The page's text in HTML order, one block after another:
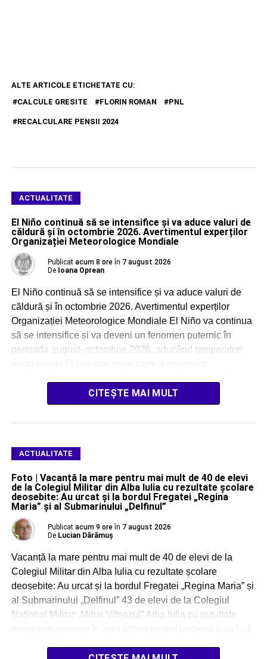
ALTE ARTICOLE ETICHETATE CU:
CALCULE GRESITE
FLORIN ROMAN PNL
RECALCULARE PENSII 2024
ACTUALITATE
El Niño continuă să se intensifice și va aduce valuri de
căldură și în octombrie 2026. Avertimentul experților
Organizației Meteorologice Mondiale
Publicat acum 8 ore în 7 august 2026
De Ioana Oprean
El Niño continuă să se intensifice și va aduce valuri de
căldură și în octombrie 2026. Avertimentul experților
Organizației Meteorologice Mondiale El Niño va continua
să se intensifice și va deveni un fenomen puternic în
perioada august–octombrie 2026, aducând temperaturi
Mondială (OMM). […]CITEȘTE MAI MULT
ACTUALITATE
Foto | Vacanță la mare pentru mai mult de 40 de elevi
de la Colegiul Militar din Alba Iulia cu rezultate școlare
deosebite: Au urcat și la bordul Fregatei „Regina
Maria” și al Submarinului „Delfinul”
Publicat acum 9 ore în 7 august 2026
De Lucian Dărămuș
Vacanță la mare pentru mai mult de 40 de elevi de la
Colegiul Militar din Alba Iulia cu rezultate școlare
deosebite: Au urcat și la bordul Fregatei „Regina Maria” și
al Submarinului „Delfinul” 43 de elevi de la Colegiul
Național Militar „Mihai Viteazul” Alba Iulia cu rezultate